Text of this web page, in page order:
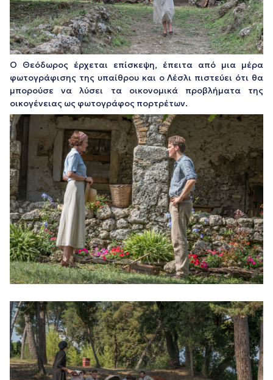
Ο Θεόδωρος έρχεται επίσκεψη, έπειτα από μια μέρα
φωτογράφισης της υπαίθρου και ο Λέσλι πιστεύει ότι θα
μπορούσε να λύσει τα οικονομικά προβλήματα της
οικογένειας ως φωτογράφος πορτρέτων.